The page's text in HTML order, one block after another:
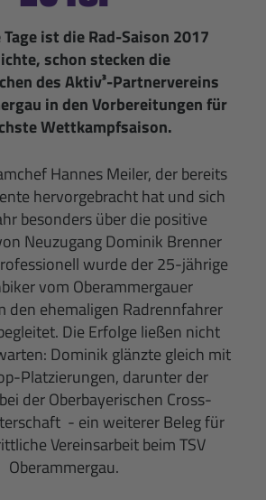
ist die Rad-Saison 2017
schon stecken die
des Aktiv³-Partnervereins
in den Vorbereitungen für
Wettkampfsaison.
Hannes Meiler, der bereits
hervorgebracht hat und sich
besonders über die positive
Neuzugang Dominik Brenner
wurde der 25-jährige
vom Oberammergauer
den ehemaligen Radrennfahrer
Die Erfolge ließen nicht
Dominik glänzte gleich mit
Platzierungen, darunter der
der Oberbayerischen Cross-
- ein weiterer Beleg für
Vereinsarbeit beim TSV
Oberammergau.